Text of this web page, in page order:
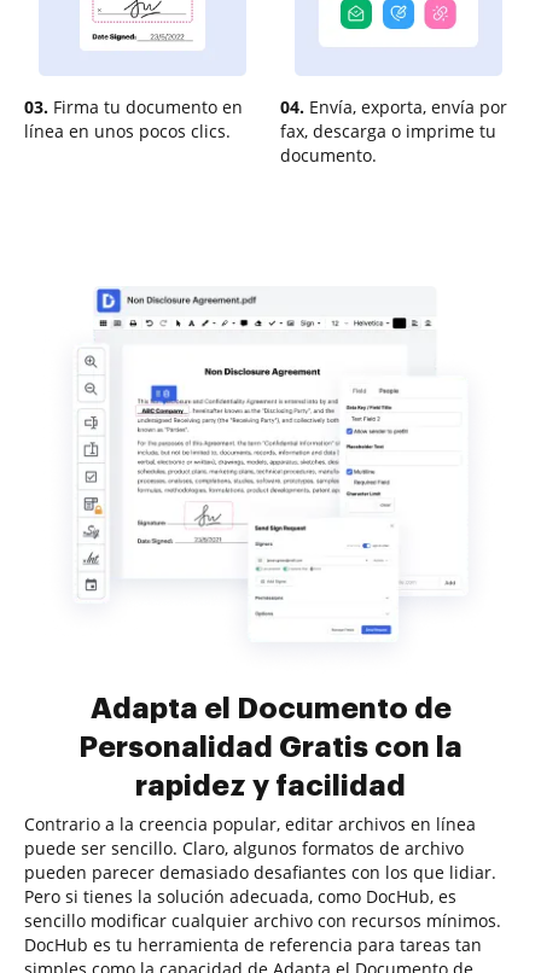
03. Firma tu documento en
línea en unos pocos clics.
04. Envía, exporta, envía por
fax, descarga o imprime tu
documento.
Adapta el Documento de
Personalidad Gratis con la
rapidez y facilidad
Contrario a la creencia popular, editar archivos en línea
puede ser sencillo. Claro, algunos formatos de archivo
pueden parecer demasiado desafiantes con los que lidiar.
Pero si tienes la solución adecuada, como DocHub, es
sencillo modificar cualquier archivo con recursos mínimos.
DocHub es tu herramienta de referencia para tareas tan